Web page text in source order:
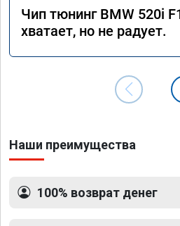
Чип тюнинг BMW 520i
хватает, но не радует.
Наши преимущества
100% возврат денег